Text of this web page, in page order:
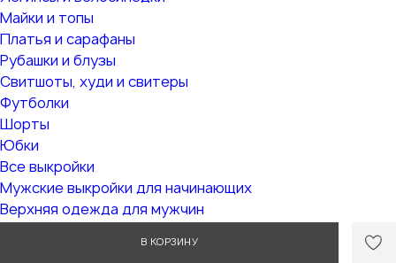
В КОРЗИНУ
Майки и топы
Платья и сарафаны
Рубашки и блузы
Свитшоты, худи и свитеры
Футболки
Шорты
Юбки
Все выкройки
Мужские выкройки для начинающих
Верхняя одежда для мужчин